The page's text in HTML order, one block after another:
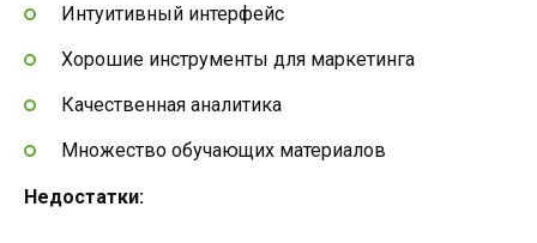
Интуитивный интерфейс
Хорошие инструменты для маркетинга
Качественная аналитика
Множество обучающих материалов
Недостатки: